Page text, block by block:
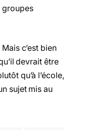
groupes
c’est bien
devrait être
qu’à l’école,
sujet mis au